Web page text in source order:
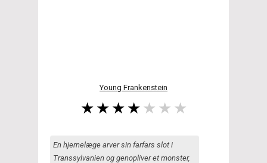
Young Frankenstein
En hjernelæge arver sin farfars slot i
Transsylvanien og genopliver et monster,